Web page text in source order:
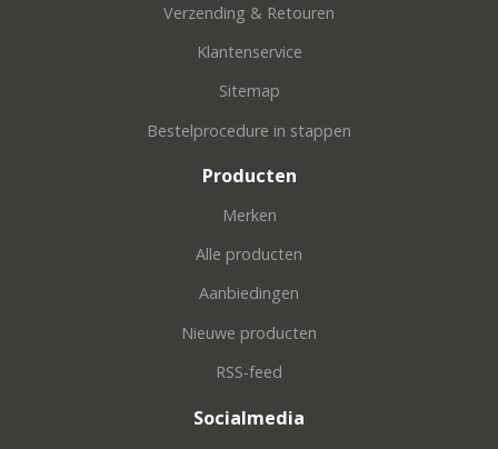
Verzending & Retouren
Klantenservice
Sitemap
Bestelprocedure in stappen
Producten
Merken
Alle producten
Aanbiedingen
Nieuwe producten
RSS-feed
Socialmedia